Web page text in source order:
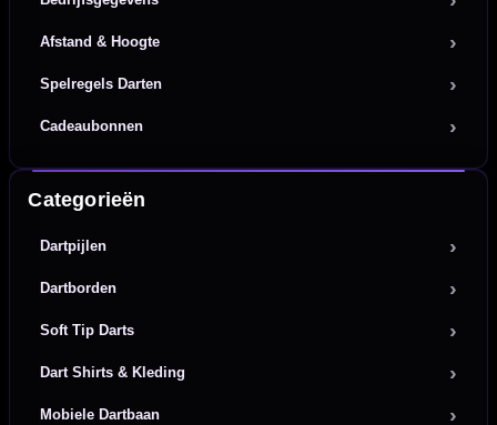
Afstand & Hoogte
Spelregels Darten
Cadeaubonnen
Categorieën
Dartpijlen
Dartborden
Soft Tip Darts
Dart Shirts & Kleding
Mobiele Dartbaan